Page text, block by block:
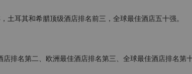
其和希腊顶级酒店排名前三，全球最佳酒店五十强。
名第二、欧洲最佳酒店排名第三、全球最佳酒店排名第